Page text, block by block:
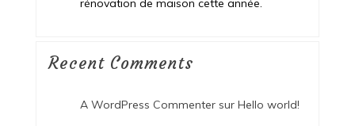
rénovation de maison cette année.
Recent Comments
A WordPress Commentersur Hello world!